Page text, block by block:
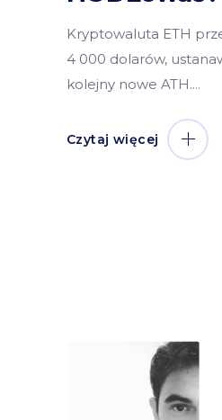
Kryptowaluta ETH
4 000 dolarów,
kolejny nowe ATH.
Czytaj więcej